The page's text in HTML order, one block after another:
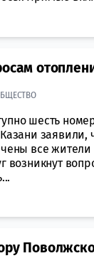
шесть
заявили,
все
возникнут